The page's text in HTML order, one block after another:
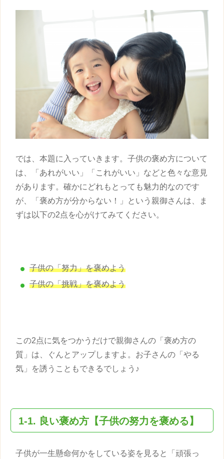
では、本題に入っていきます。 子供の褒め方について
は、「あれがいい」「これがいい」などと色々な意見
があります。確かにどれもとっても魅力的なのです
が、「 褒め方が分からない！」という親御さんは、ま
ずは以下の2点を心がけてみてください。
子供の「努力」を褒めよう
子供の「挑戦」を褒めよう
この2点に気をつかうだけで親御さんの「 褒め方の
質」は、ぐんとアップしますよ。お子さんの「やる
気」を誘うこともできるでしょう♪
1-1. 良い褒め方 【子供の努力を褒める】
子供が一生懸命何かをしている姿を見ると「頑張っ